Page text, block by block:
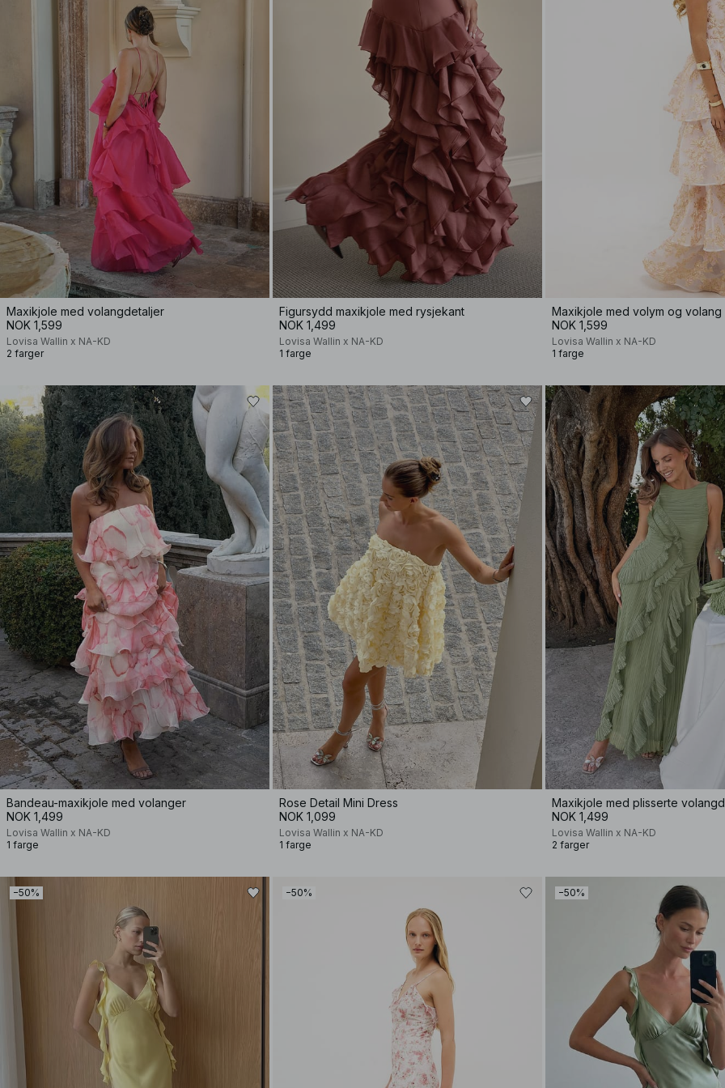
Maxikjole med volangdetaljer
NOK 1,599
Lovisa Wallin x NA-KD
2 farger
Figursydd maxikjole med rysjekant
NOK 1,499
Lovisa Wallin x NA-KD
1 farge
Maxikjole med volym og volang
NOK 1,599
Lovisa Wallin x NA-KD
1 farge
Bandeau-maxikjole med volanger
NOK 1,499
Lovisa Wallin x NA-KD
1 farge
Rose Detail Mini Dress
NOK 1,099
Lovisa Wallin x NA-KD
1 farge
Maxikjole med plisserte
NOK 1,499
Lovisa Wallin x NA-KD
2 farger
−50% −50% −50%